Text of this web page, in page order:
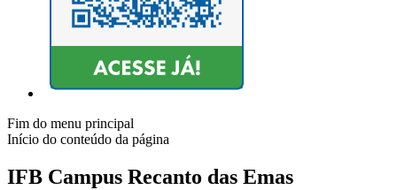
Fim do menu principal
Início do conteúdo da página
IFB Campus Recanto das Emas